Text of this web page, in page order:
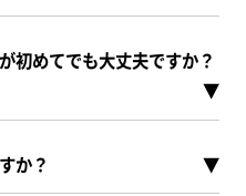
初めてでも大丈夫ですか？
▼
か？ ▼